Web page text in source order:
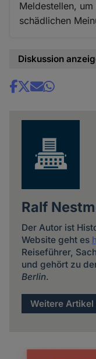
Meldestellen,
schädlichen
Diskussion
Share
Ralf
Der Autor ist
Website geht es
Reiseführer,
und gehört zu
Berlin.
Weitere